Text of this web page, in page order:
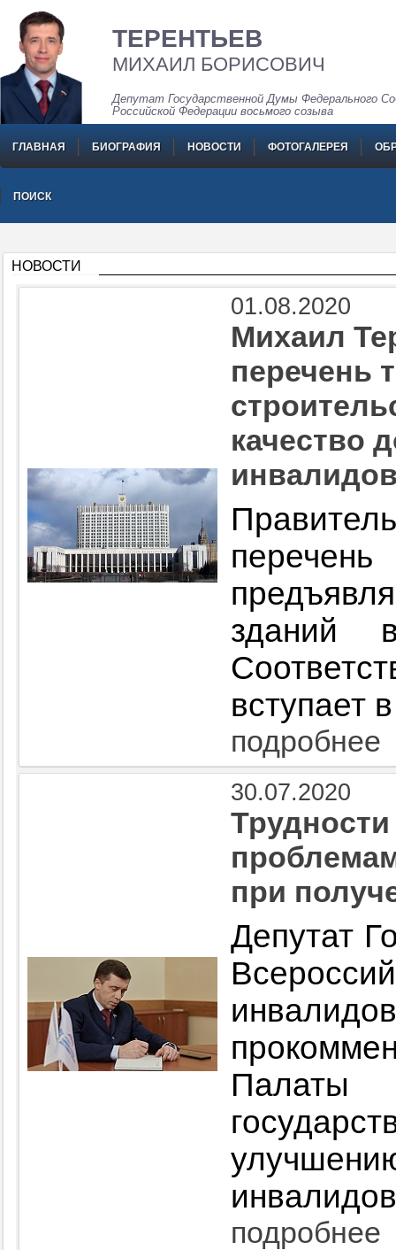
ТЕРЕНТЬЕВ
МИХАИЛ БОРИСОВИЧ
Депутат Государственной Думы Федерального
Российской Федерации восьмого созыва
ГЛАВНАЯ БИОГРАФИЯ НОВОСТИ ФОТОГАЛЕРЕЯ
ПОИСК
НОВОСТИ
01.08.2020
Михаил
перечень
качество
зданий
вступает
подробнее
30.07.2020
при
Депутат
подробнее